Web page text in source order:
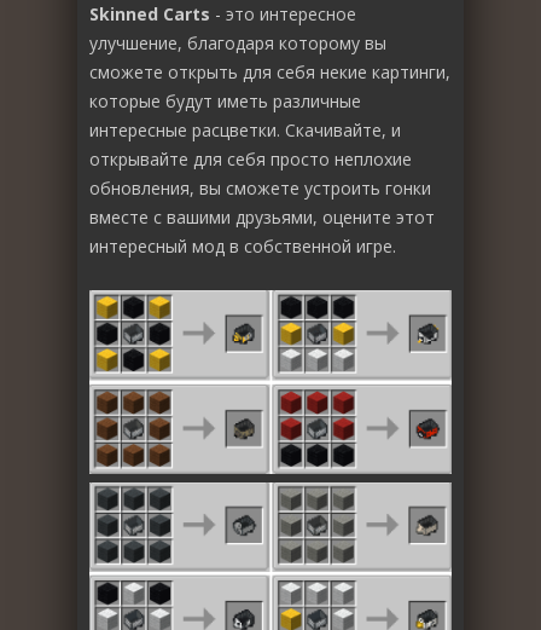
Skinned Carts - это интересное
улучшение, благодаря которому вы
сможете открыть для себя некие картинги,
которые будут иметь различные
интересные расцветки. Скачивайте, и
открывайте для себя просто неплохие
обновления, вы сможете устроить гонки
вместе с вашими друзьями, оцените этот
интересный мод в собственной игре.